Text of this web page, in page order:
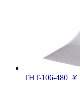
THT-106-480